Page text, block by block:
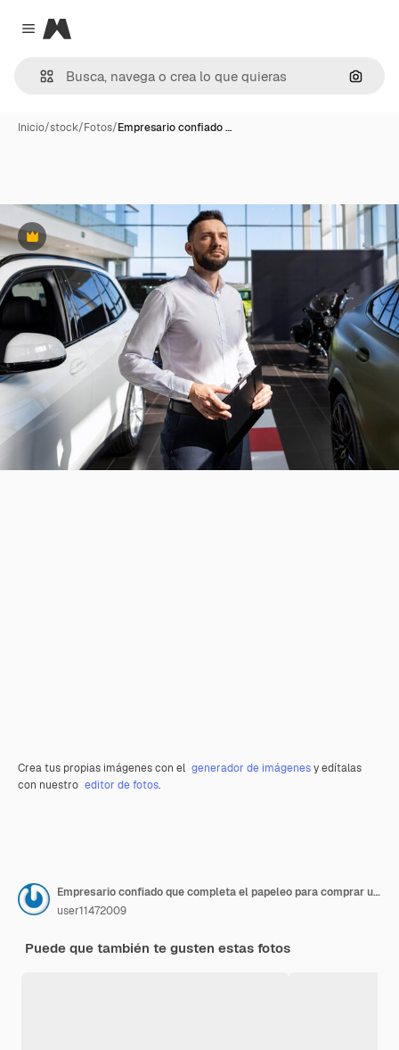
Close menu
Magnific
Inicio/stock/Fotos/Empresario confiado …
Premium
Crea tus propias imágenes con el generador de imágenesy edítalas
con nuestro editor de fotos.
Empresario confiado que completa el papeleo para comprar un auto nuevo en un concesionario de autos
user11472009
Puede que también te gusten estas fotos